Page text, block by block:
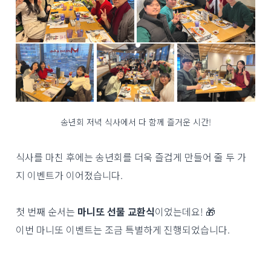
송년회 저녁 식사에서 다 함께 즐거운 시간!
식사를 마친 후에는 송년회를 더욱 즐겁게 만들어 줄 두 가
지 이벤트가 이어졌습니다.
첫 번째 순서는 마니또 선물 교환식이었는데요! 🎁
이번 마니또 이벤트는 조금 특별하게 진행되었습니다.